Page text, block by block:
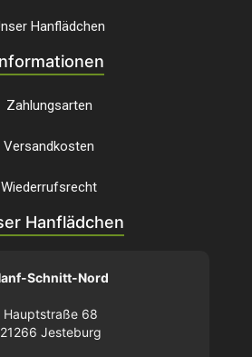
Hanflädchen
Zahlungsarten
Versandkosten
Wiederrufsrecht
Hanflädchen
Schnitt-Nord
Hauptstraße 68
21266 Jesteburg